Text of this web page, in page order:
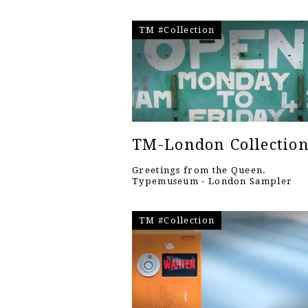
TM #Collection
TM-London
Greetings from the Queen.
Typemuseum - London Sampler
TM #Collection